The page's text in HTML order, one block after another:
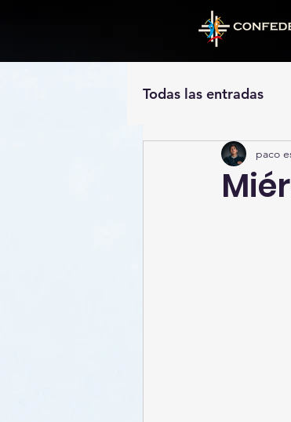
Todas las entradas
paco